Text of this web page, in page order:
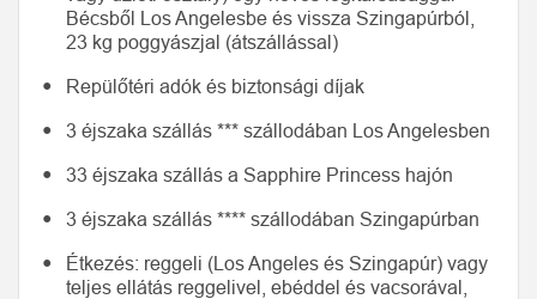
Bécsből Los Angelesbe és vissza Szingapúrból,
23 kg poggyászjal (átszállással)
Repülőtéri adók és biztonsági díjak
3 éjszaka szállás *** szállodában Los Angelesben
33 éjszaka szállás a Sapphire Princess hajón
3 éjszaka szállás **** szállodában Szingapúrban
Étkezés: reggeli (Los Angeles és Szingapúr) vagy
teljes ellátás reggelivel, ebéddel és vacsorával,